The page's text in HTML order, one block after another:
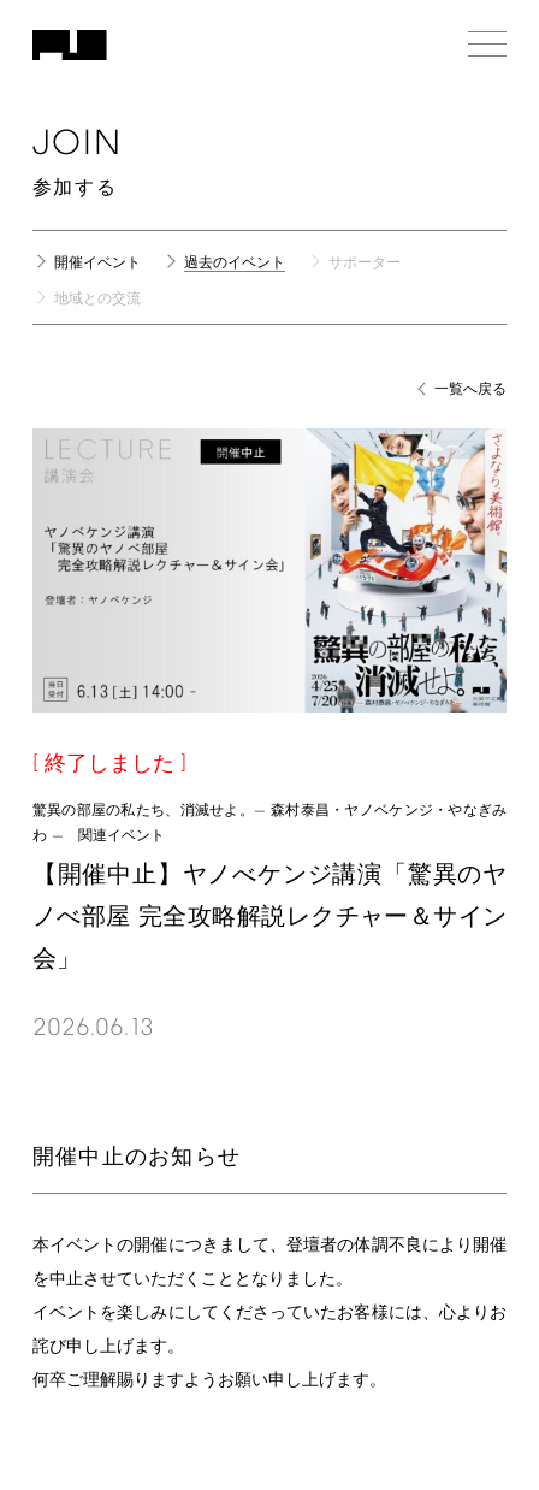
JOIN
参加する
開催イベント 過去のイベント サポーター
地域との交流
一覧へ戻る
終了しました
驚異の部屋の私たち、消滅せよ。— 森村泰昌・ヤノベケンジ・やなぎみ
わ — 関連イベント
【開催中止】ヤノべケンジ講演「驚異のヤ
ノべ部屋 完全攻略解説レクチャー＆サイン
会」
2026.06.13
開催中止のお知らせ
本イベントの開催につきまして、登壇者の体調不良により開催
を中止させていただくこととなりました。
イベントを楽しみにしてくださっていたお客様には、心よりお
詫び申し上げます。
何卒ご理解賜りますようお願い申し上げます。